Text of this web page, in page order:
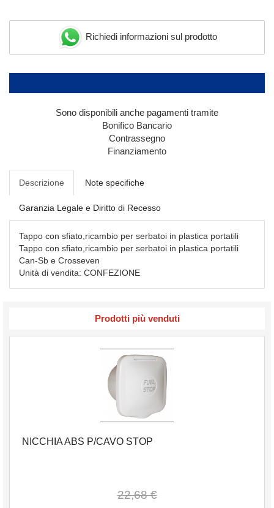
Richiedi informazioni sul prodotto
Sono disponibili anche pagamenti tramite
Bonifico Bancario
Contrassegno
Finanziamento
Descrizione Note specifiche
Garanzia Legale e Diritto di Recesso
Tappo con sfiato,ricambio per serbatoi in plastica portatili
Tappo con sfiato,ricambio per serbatoi in plastica portatili
Can-Sb e Crosseven
Unità di vendita: CONFEZIONE
Prodotti più venduti
NICCHIA ABS P/CAVO STOP
22,68 €